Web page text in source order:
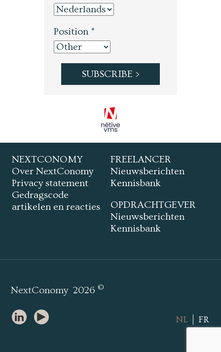
Position *
NEXTCONOMY
Over NextConomy
Privacy statement
Gedragscode
artikelen en reacties
FREELANCER
Nieuwsberichten
Kennisbank
OPDRACHTGEVER
Nieuwsberichten
Kennisbank
NextConomy 2026©
NL FR